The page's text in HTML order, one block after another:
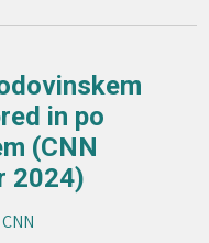
in po
(CNN
2024)
CNN